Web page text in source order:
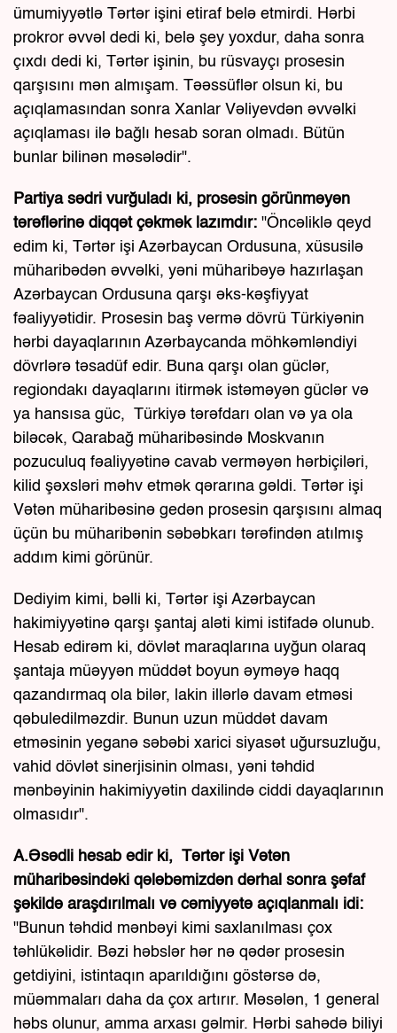
ümumiyyətlə Tərtər işini etiraf belə etmirdi. Hərbi
prokror əvvəl dedi ki, belə şey yoxdur, daha sonra
çıxdı dedi ki, Tərtər işinin, bu rüsvayçı prosesin
qarşısını mən almışam. Təəssüflər olsun ki, bu
açıqlamasından sonra Xanlar Vəliyevdən əvvəlki
açıqlaması ilə bağlı hesab soran olmadı. Bütün
bunlar bilinən məsələdir".
Partiya sədri vurğuladı ki, prosesin görünməyən
tərəflərinə diqqət çəkmək lazımdır: "Öncəliklə qeyd
edim ki, Tərtər işi Azərbaycan Ordusuna, xüsusilə
müharibədən əvvəlki, yəni müharibəyə hazırlaşan
Azərbaycan Ordusuna qarşı əks-kəşfiyyat
fəaliyyətidir. Prosesin baş vermə dövrü Türkiyənin
hərbi dayaqlarının Azərbaycanda möhkəmləndiyi
dövrlərə təsadüf edir. Buna qarşı olan güclər,
regiondakı dayaqlarını itirmək istəməyən güclər və
ya hansısa güc, Türkiyə tərəfdarı olan və ya ola
biləcək, Qarabağ müharibəsində Moskvanın
pozuculuq fəaliyyətinə cavab verməyən hərbiçiləri,
kilid şəxsləri məhv etmək qərarına gəldi. Tərtər işi
Vətən müharibəsinə gedən prosesin qarşısını almaq
üçün bu müharibənin səbəbkarı tərəfindən atılmış
addım kimi görünür.
Dediyim kimi, bəlli ki, Tərtər işi Azərbaycan
hakimiyyətinə qarşı şantaj aləti kimi istifadə olunub.
Hesab edirəm ki, dövlət maraqlarına uyğun olaraq
şantaja müəyyən müddət boyun əyməyə haqq
qazandırmaq ola bilər, lakin illərlə davam etməsi
qəbuledilməzdir. Bunun uzun müddət davam
etməsinin yeganə səbəbi xarici siyasət uğursuzluğu,
vahid dövlət sinerjisinin olması, yəni təhdid
mənbəyinin hakimiyyətin daxilində ciddi dayaqlarının
olmasıdır".
A.Əsədli hesab edir ki, Tərtər işi Vətən
müharibəsindəki qələbəmizdən dərhal sonra şəfaf
şəkildə araşdırılmalı və cəmiyyətə açıqlanmalı idi:
"Bunun təhdid mənbəyi kimi saxlanılması çox
təhlükəlidir. Bəzi həbslər hər nə qədər prosesin
getdiyini, istintaqın aparıldığını göstərsə də,
müəmmaları daha da çox artırır. Məsələn, 1 general
həbs olunur, amma arxası gəlmir. Hərbi sahədə biliyi